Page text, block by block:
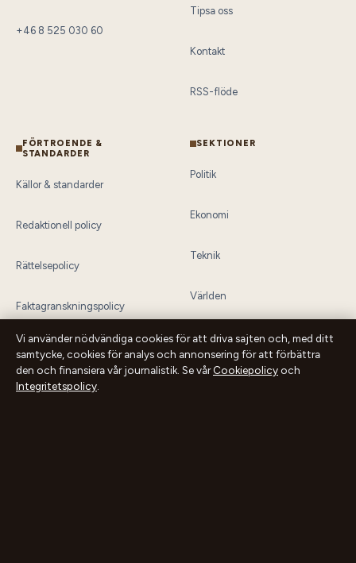
+46 8 525 030 60
Tipsa oss
Kontakt
RSS-flöde
FÖRTROENDE &
STANDARDER
Källor & standarder
Redaktionell policy
Rättelsepolicy
Faktagranskningspolicy
Ägande & finansiering
Integritetspolicy
SEKTIONER
Politik
Ekonomi
Teknik
Världen
Sport
Vi använder nödvändiga cookies för att driva sajten och, med ditt
samtycke, cookies för analys och annonsering för att förbättra
den och finansiera vår journalistik. Se vårCookiepolicyoch
Integritetspolicy